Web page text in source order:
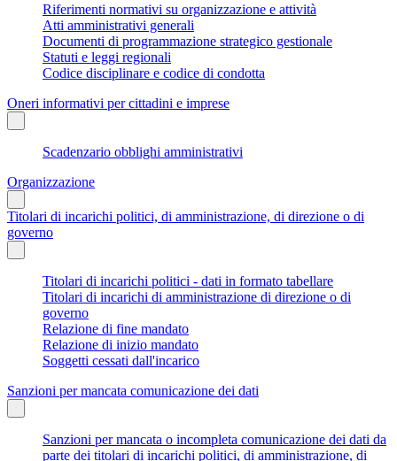
Riferimenti normativi su organizzazione e attività
Atti amministrativi generali
Documenti di programmazione strategico gestionale
Statuti e leggi regionali
Codice disciplinare e codice di condotta
Oneri informativi per cittadini e imprese
Scadenzario obblighi amministrativi
Organizzazione
Titolari di incarichi politici, di amministrazione, di direzione o di
governo
Titolari di incarichi politici - dati in formato tabellare
Titolari di incarichi di amministrazione di direzione o di
governo
Relazione di fine mandato
Relazione di inizio mandato
Soggetti cessati dall'incarico
Sanzioni per mancata comunicazione dei dati
Sanzioni per mancata o incompleta comunicazione dei dati da
parte dei titolari di incarichi politici, di amministrazione, di